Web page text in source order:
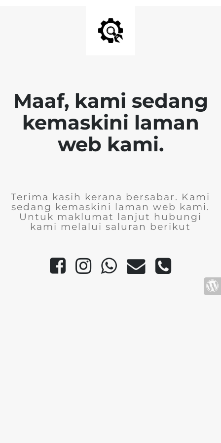
Maaf, kami sedang
kemaskini laman
web kami.
Terima kasih kerana bersabar. Kami
sedang kemaskini laman web kami.
Untuk maklumat lanjut hubungi
kami melalui saluran berikut